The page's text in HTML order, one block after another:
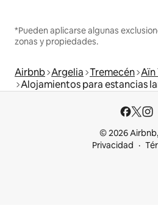
*Pueden aplicarse algunas
zonas y propiedades.
Airbnb Argelia Tremecén Aïn
Alojamientos para estancias
© 2026
Privacidad